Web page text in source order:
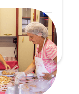
Conheça